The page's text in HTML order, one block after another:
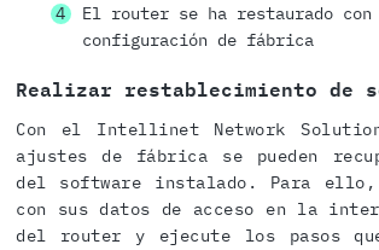
El router se ha restaurado
configuración de fábrica
Realizar restablecimiento de
Con el Intellinet Network
ajustes de fábrica se pueden
del software instalado. Para
con sus datos de acceso en la
del router y ejecute los pasos